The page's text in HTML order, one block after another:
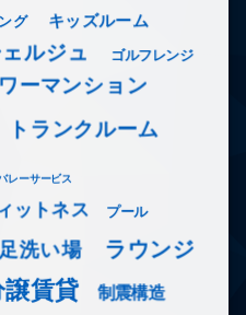
グ キッズルーム
ルジュ ゴルフレンジ
ーマンション
トランクルーム
レーサービス
ットネス プール
洗い場 ラウンジ
譲賃貸 制震構造